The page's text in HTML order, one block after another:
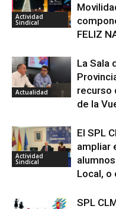
Actividad
Sindical
FELIZ
Actualidad
La Sala
recurso
de la
Actividad
Sindical
El SPL
ampliar
Local, o
SPL